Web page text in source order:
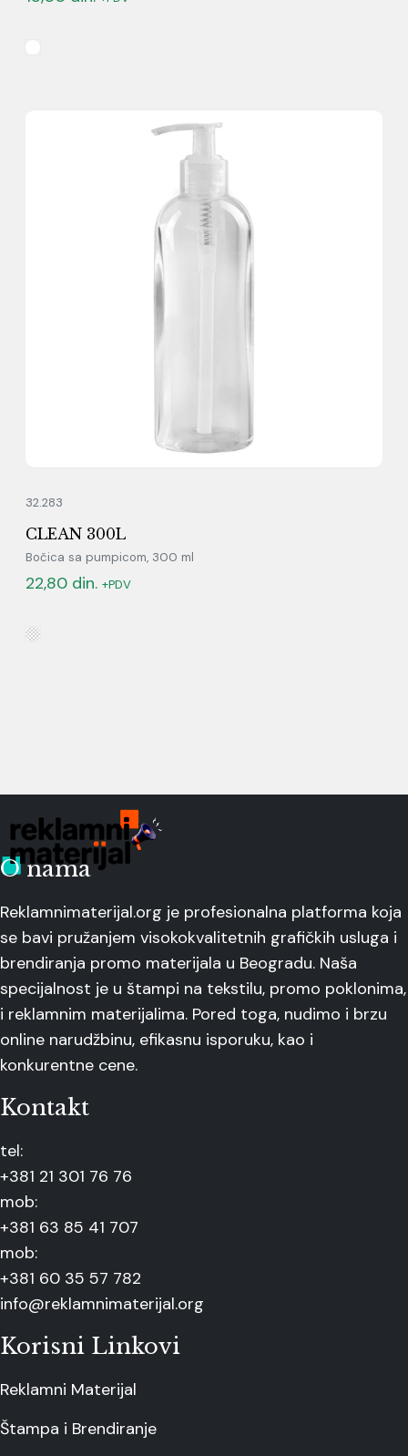
32.283
CLEAN 300L
Bočica sa pumpicom, 300 ml
22,80 din. +PDV
O nama
Reklamnimaterijal.org je profesionalna platforma koja
se bavi pružanjem visokokvalitetnih grafičkih usluga i
brendiranja promo materijala u Beogradu. Naša
specijalnost je u štampi na tekstilu, promo poklonima,
i reklamnim materijalima. Pored toga, nudimo i brzu
online narudžbinu, efikasnu isporuku, kao i
konkurentne cene.
Kontakt
tel:
+381 21 301 76 76
mob:
+381 63 85 41 707
mob:
+381 60 35 57 782
info@reklamnimaterijal.org
Korisni Linkovi
Reklamni Materijal
Štampa i Brendiranje